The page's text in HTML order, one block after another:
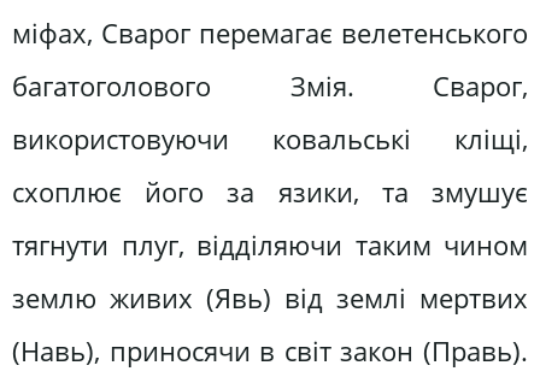
міфах, Сварог перемагає велетенського
багатоголового Змія. Сварог,
використовуючи ковальські кліщі,
схоплює його за язики, та змушує
тягнути плуг, відділяючи таким чином
землю живих (Явь) від землі мертвих
(Навь), приносячи в світ закон (Правь).